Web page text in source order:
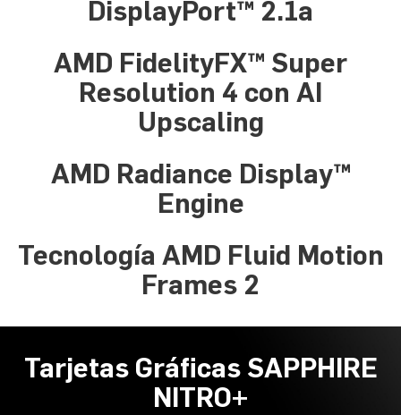
DisplayPort™ 2.1a
AMD FidelityFX™ Super
Resolution 4 con AI
Upscaling
AMD Radiance Display™
Engine
Tecnología AMD Fluid Motion
Frames 2
Tarjetas Gráficas SAPPHIRE
NITRO+